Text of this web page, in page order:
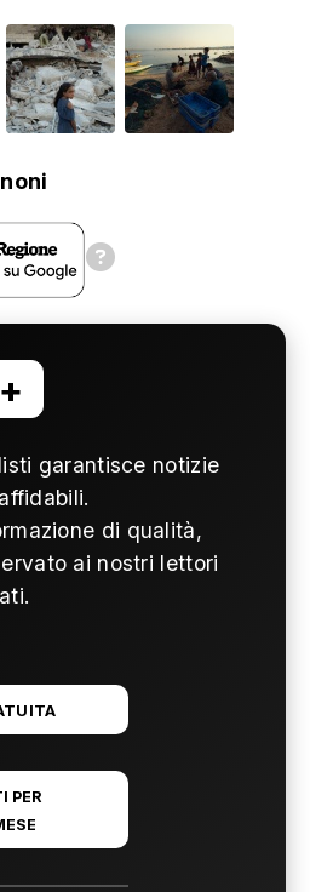
garantisce notizie
di qualità,
ai nostri lettori
PER